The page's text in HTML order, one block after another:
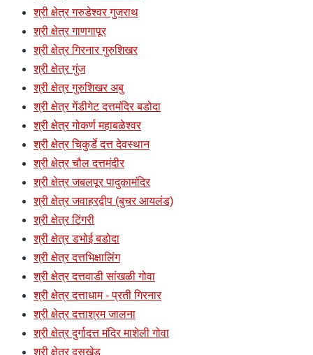
श्री क्षेत्र गरुडेश्वर गुजराथ
श्री क्षेत्र गाणगापूर
श्री क्षेत्र गिरनार गुरुशिखर
श्री क्षेत्र गुंज
श्री क्षेत्र गुरुशिखर अबु
श्री क्षेत्र गेंडीगेट दत्तमंदिर बडोदा
श्री क्षेत्र गोकर्ण महाबळेश्वर
श्री क्षेत्र चिकुर्डे दत्त देवस्थान
श्री क्षेत्र चौल दत्तमंदीर
श्री क्षेत्र जबलपूर पादुकामंदिर
श्री क्षेत्र जवाहरद्वीप (बुचर आयलंड)
श्री क्षेत्र टिंगरी
श्री क्षेत्र डभोई बडोदा
श्री क्षेत्र दत्तभिक्षालिंग
श्री क्षेत्र दत्तवाडी सांखळी गोवा
श्री क्षेत्र दत्ताधाम - प्रती गिरनार
श्री क्षेत्र दत्ताश्रम जालना
श्री क्षेत्र दुर्गादत्त मंदिर माशेली गोवा
श्री क्षेत्र दुसखेड